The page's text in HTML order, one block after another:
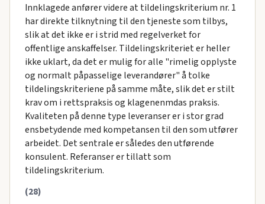
Innklagede anfører videre at tildelingskriterium nr. 1
har direkte tilknytning til den tjeneste som tilbys,
slik at det ikke er i strid med regelverket for
offentlige anskaffelser. Tildelingskriteriet er heller
ikke uklart, da det er mulig for alle "rimelig opplyste
og normalt påpasselige leverandører" å tolke
tildelingskriteriene på samme måte, slik det er stilt
krav om i rettspraksis og klagenenmdas praksis.
Kvaliteten på denne type leveranser er i stor grad
ensbetydende med kompetansen til den som utfører
arbeidet. Det sentrale er således den utførende
konsulent. Referanser er tillatt som
tildelingskriterium.
(28)